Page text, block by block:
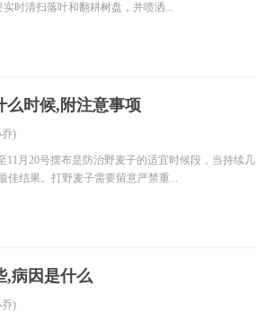
时清扫落叶和翻耕树盘，并喷洒...
么时候,附注意事项
)
11月20号摆布是防治野麦子的适宜时候段，当持续几
佳结果。打野麦子需要留意严禁重...
,病因是什么
)